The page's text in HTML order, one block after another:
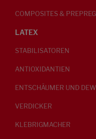
COMPOSITES &
LATEX
STABILISATOREN
ANTIOXIDANTIEN
ENTSCHÄUMER UND
VERDICKER
KLEBRIGMACHER